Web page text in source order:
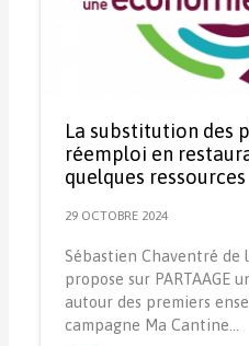
La substitution des
réemploi en
quelques ressources
29 OCTOBRE 2024
Sébastien Chaventré de
propose sur PARTAAGE
autour des premiers
campagne Ma Cantine…